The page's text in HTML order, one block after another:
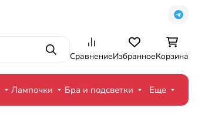
ПоискСравнениеИзбранноеКорзина
Лампочки Бра и подсветки Еще